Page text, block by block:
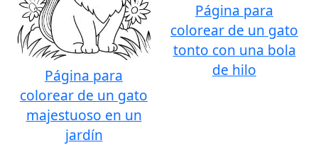
Página para
colorear de un gato
majestuoso en un
jardín
Página para
colorear de un gato
tonto con una bola
de hilo